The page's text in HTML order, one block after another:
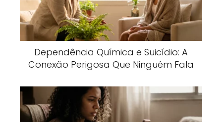
Dependência Química e Suicídio: A
Conexão Perigosa Que Ninguém Fala